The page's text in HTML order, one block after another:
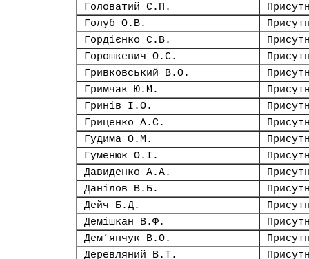
Головатий С.П.
Голуб О.В.
Гордієнко С.В.
Горошкевич О.С.
Гривковський В.О.
Гримчак Ю.М.
Гринів І.О.
Гриценко А.С.
Гудима О.М.
Гуменюк О.І.
Давиденко А.А.
Данілов В.Б.
Дейч Б.Д.
Демішкан В.Ф.
Дем’янчук В.О.
Деревляний В.Т.